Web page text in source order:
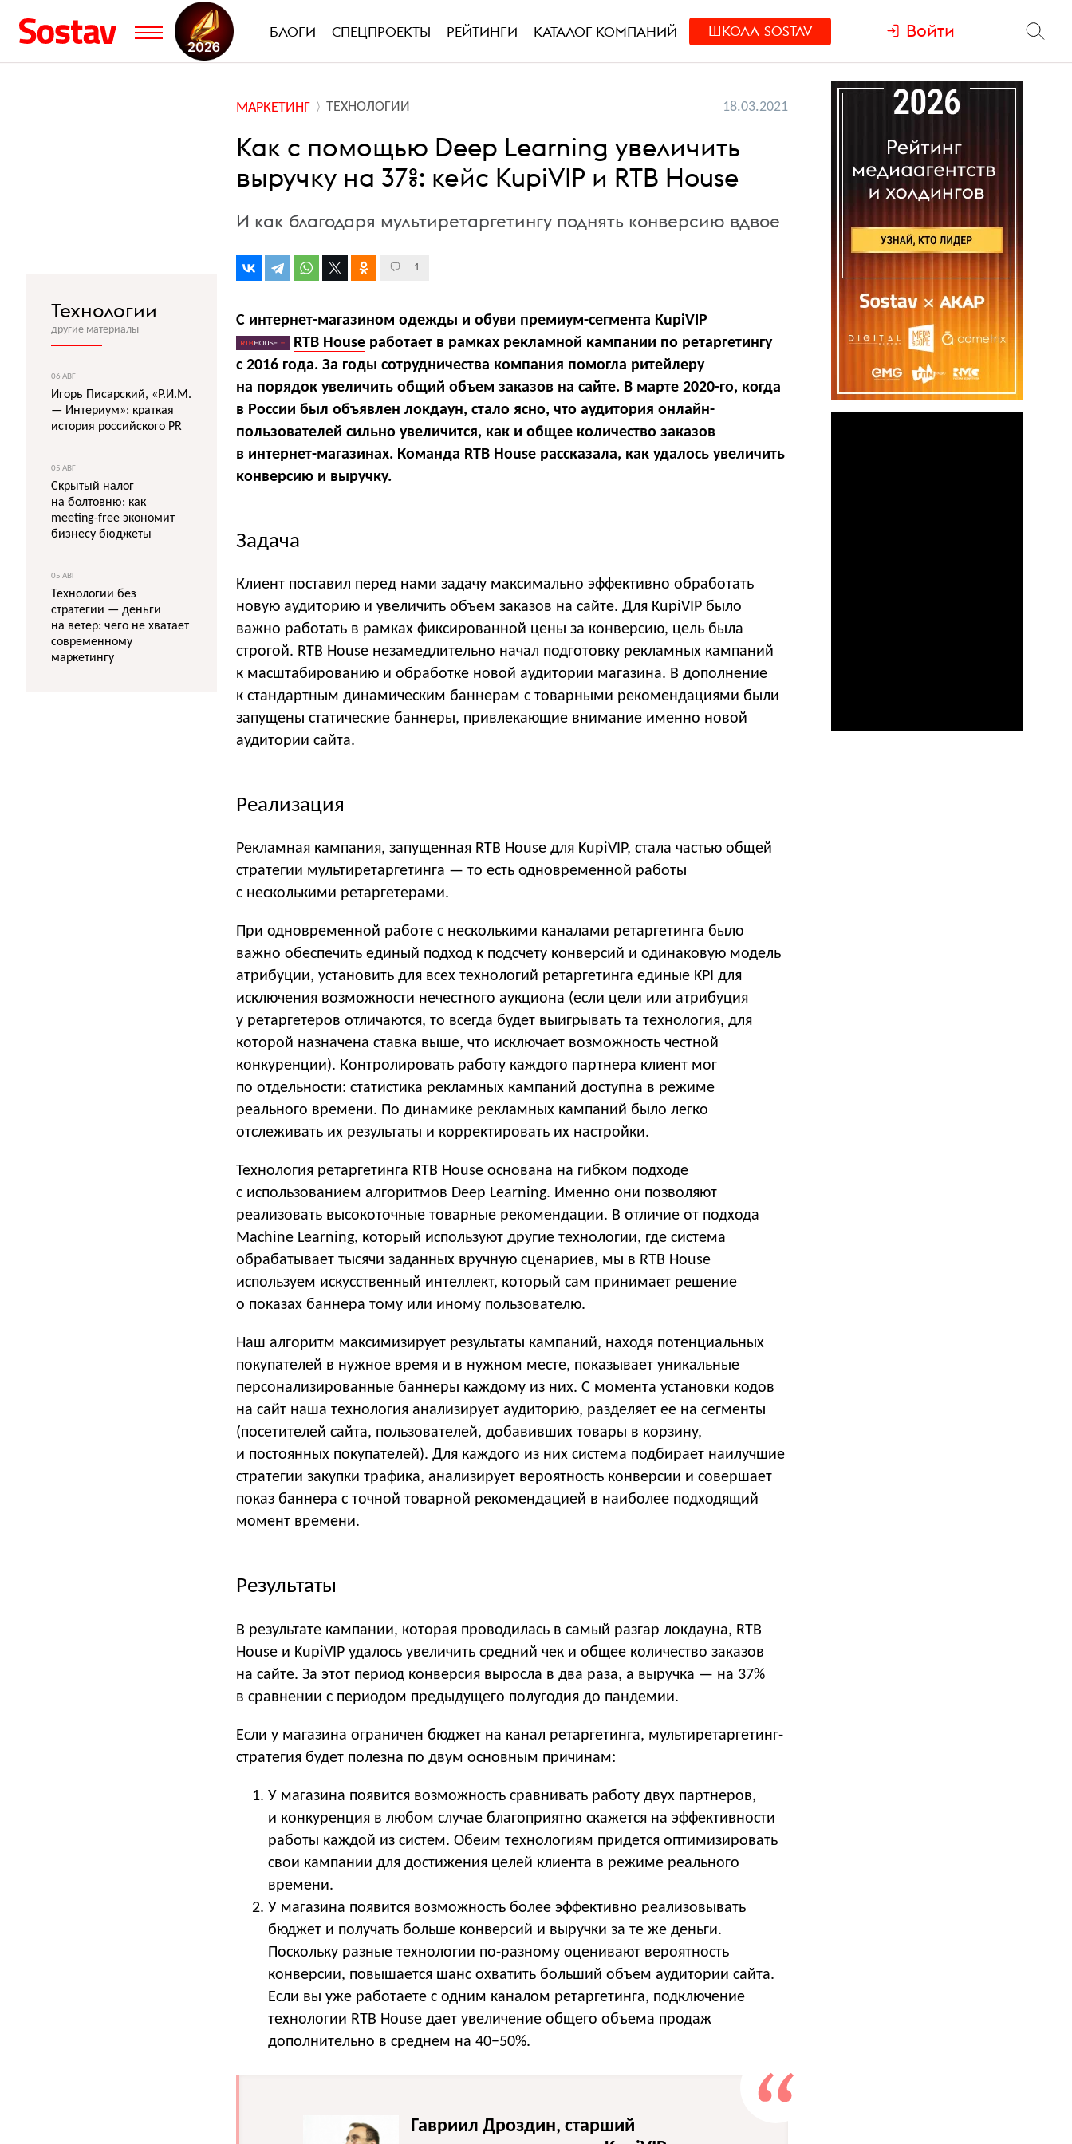
БЛОГИ СПЕЦПРОЕКТЫ РЕЙТИНГИ КАТАЛОГ КОМПАНИЙ ШКОЛА SOSTAV Войти
МАРКЕТИНГ ТЕХНОЛОГИИ 18.03.2021
Как с помощью Deep Learning увеличить
выручку на 37%: кейс KupiVIP и RTB House
И как благодаря мультиретаргетингу поднять конверсию вдвое
1
С интернет-магазином одежды и обуви премиум-сегмента KupiVIP
RTB House работает в рамках рекламной кампании по ретаргетингу
с 2016 года. За годы сотрудничества компания помогла ритейлеру
на порядок увеличить общий объем заказов на сайте. В марте 2020-го, когда
в России был объявлен локдаун, стало ясно, что аудитория онлайн-
пользователей сильно увеличится, как и общее количество заказов
в интернет-магазинах. Команда RTB House рассказала, как удалось увеличить
конверсию и выручку.
Задача
Клиент поставил перед нами задачу максимально эффективно обработать
новую аудиторию и увеличить объем заказов на сайте. Для KupiVIP было
важно работать в рамках фиксированной цены за конверсию, цель была
строгой. RTB House незамедлительно начал подготовку рекламных кампаний
к масштабированию и обработке новой аудитории магазина. В дополнение
к стандартным динамическим баннерам с товарными рекомендациями были
запущены статические баннеры, привлекающие внимание именно новой
аудитории сайта.
Реализация
Рекламная кампания, запущенная RTB House для KupiVIP, стала частью общей
стратегии мультиретаргетинга — то есть одновременной работы
с несколькими ретаргетерами.
При одновременной работе с несколькими каналами ретаргетинга было
важно обеспечить единый подход к подсчету конверсий и одинаковую модель
атрибуции, установить для всех технологий ретаргетинга единые KPI для
исключения возможности нечестного аукциона (если цели или атрибуция
у ретаргетеров отличаются, то всегда будет выигрывать та технология, для
которой назначена ставка выше, что исключает возможность честной
конкуренции). Контролировать работу каждого партнера клиент мог
по отдельности: статистика рекламных кампаний доступна в режиме
реального времени. По динамике рекламных кампаний было легко
отслеживать их результаты и корректировать их настройки.
Технология ретаргетинга RTB House основана на гибком подходе
с использованием алгоритмов Deep Learning. Именно они позволяют
реализовать высокоточные товарные рекомендации. В отличие от подхода
Machine Learning, который используют другие технологии, где система
обрабатывает тысячи заданных вручную сценариев, мы в RTB House
используем искусственный интеллект, который сам принимает решение
о показах баннера тому или иному пользователю.
Наш алгоритм максимизирует результаты кампаний, находя потенциальных
покупателей в нужное время и в нужном месте, показывает уникальные
персонализированные баннеры каждому из них. С момента установки кодов
на сайт наша технология анализирует аудиторию, разделяет ее на сегменты
(посетителей сайта, пользователей, добавивших товары в корзину,
и постоянных покупателей). Для каждого из них система подбирает наилучшие
стратегии закупки трафика, анализирует вероятность конверсии и совершает
показ баннера с точной товарной рекомендацией в наиболее подходящий
момент времени.
Результаты
В результате кампании, которая проводилась в самый разгар локдауна, RTB
House и KupiVIP удалось увеличить средний чек и общее количество заказов
на сайте. За этот период конверсия выросла в два раза, а выручка — на 37%
в сравнении с периодом предыдущего полугодия до пандемии.
Если у магазина ограничен бюджет на канал ретаргетинга, мультиретаргетинг-
стратегия будет полезна по двум основным причинам:
У магазина появится возможность сравнивать работу двух партнеров,
и конкуренция в любом случае благоприятно скажется на эффективности
работы каждой из систем. Обеим технологиям придется оптимизировать
свои кампании для достижения целей клиента в режиме реального
времени.
У магазина появится возможность более эффективно реализовывать
бюджет и получать больше конверсий и выручки за те же деньги.
Поскольку разные технологии по-разному оценивают вероятность
конверсии, повышается шанс охватить больший объем аудитории сайта.
Если вы уже работаете с одним каналом ретаргетинга, подключение
технологии RTB House дает увеличение общего объема продаж
дополнительно в среднем на 40−50%.
Гавриил Дроздин, старший
Технологии
другие материалы
06 АВГ
Игорь Писарский, «Р.И.М.
— Интериум»: краткая
история российского PR
05 АВГ
Скрытый налог
на болтовню: как
meeting-free экономит
бизнесу бюджеты
05 АВГ
Технологии без
стратегии — деньги
на ветер: чего не хватает
современному
маркетингу